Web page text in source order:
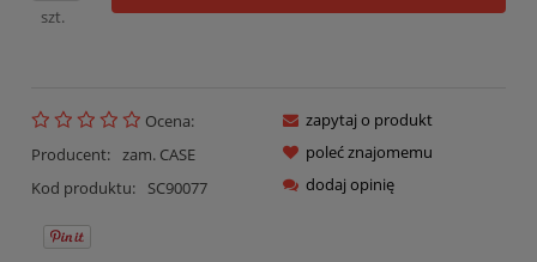
szt.
Ocena:
Producent: zam. CASE
Kod produktu:
SC90077
zapytaj o produkt
poleć znajomemu
dodaj opinię